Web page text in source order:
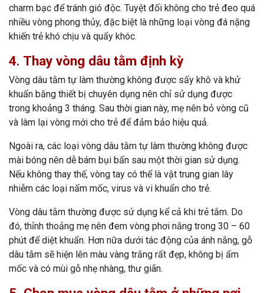
charm bạc để tránh gió độc. Tuyệt đối không cho trẻ đeo quá
nhiều vòng phong thủy, đặc biệt là những loại vòng đá nặng
khiến trẻ khó chịu và quấy khóc.
4. Thay vòng dâu tằm định kỳ
Vòng dâu tằm tự làm thường không được sấy khô và khử
khuẩn bằng thiết bị chuyên dụng nên chỉ sử dụng được
trong khoảng 3 tháng. Sau thời gian này, mẹ nên bỏ vòng cũ
và làm lại vòng mới cho trẻ để đảm bảo hiệu quả.
Ngoài ra, các loại vòng dâu tằm tự làm thường không được
mài bóng nên dễ bám bụi bẩn sau một thời gian sử dụng.
Nếu không thay thế, vòng tay có thể là vật trung gian lây
nhiễm các loại nấm mốc, virus và vi khuẩn cho trẻ.
Vòng dâu tằm thường được sử dụng kể cả khi trẻ tắm. Do
đó, thỉnh thoảng mẹ nên đem vòng phơi nắng trong 30 – 60
phút để diệt khuẩn. Hơn nữa dưới tác động của ánh nắng, gỗ
dâu tằm sẽ hiện lên màu vàng trắng rất đẹp, không bị ẩm
mốc và có mùi gỗ nhẹ nhàng, thư giãn.